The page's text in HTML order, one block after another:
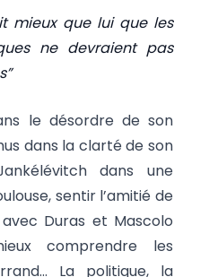
mieux que lui que les
ne devraient pas
le désordre de son
dans la clarté de son
dans une
sentir l’amitié de
Duras et Mascolo
comprendre les
La politique, la